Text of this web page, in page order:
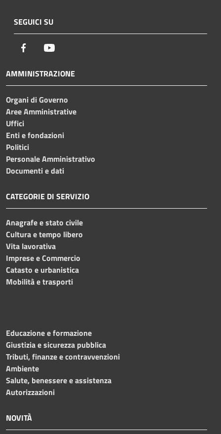
SEGUICI SU
Facebook
AMMINISTRAZIONE
Organi di Governo
Aree Amministrative
Uffici
Enti e fondazioni
Politici
Personale Amministrativo
Documenti e dati
CATEGORIE DI SERVIZIO
Anagrafe e stato civile
Cultura e tempo libero
Vita lavorativa
Imprese e Commercio
Catasto e urbanistica
Mobilità e trasporti
Educazione e formazione
Giustizia e sicurezza pubblica
Tributi, finanze e contravvenzioni
Ambiente
Salute, benessere e assistenza
Autorizzazioni
NOVITÀ